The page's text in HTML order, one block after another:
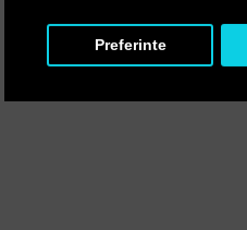
Preferinte